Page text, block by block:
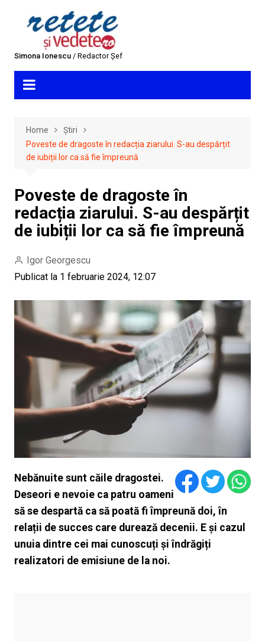
Simona Ionescu/ Redactor Șef
Home
Știri
Poveste de dragoste în redacția ziarului. S-au despărțit
de iubiții lor ca să fie împreună
Poveste de dragoste în
redacția ziarului. S-au despărțit
de iubiții lor ca să fie împreună
Igor Georgescu
Publicat la 1 februarie 2024, 12:07
Nebănuite sunt căile dragostei.
Deseori e nevoie ca patru oameni
să se despartă ca să poată fi împreună doi, în
relații de succes care durează decenii. E și cazul
unuia dintre cei mai cunoscuți și îndrăgiți
realizatori de emisiune de la noi.